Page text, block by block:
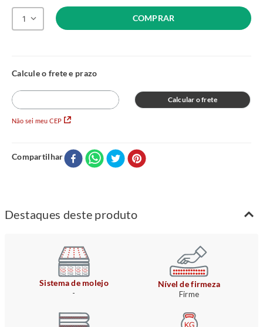
1 COMPRAR
Não sei meu CEP
Calcular o frete
Compartilhar
Destaques deste produto
Sistema de molejo
-
Nível de firmeza
Firme